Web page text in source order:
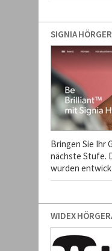
SIGNIA
Bringen Sie Ihr
nächste Stufe.
wurden
WIDEX